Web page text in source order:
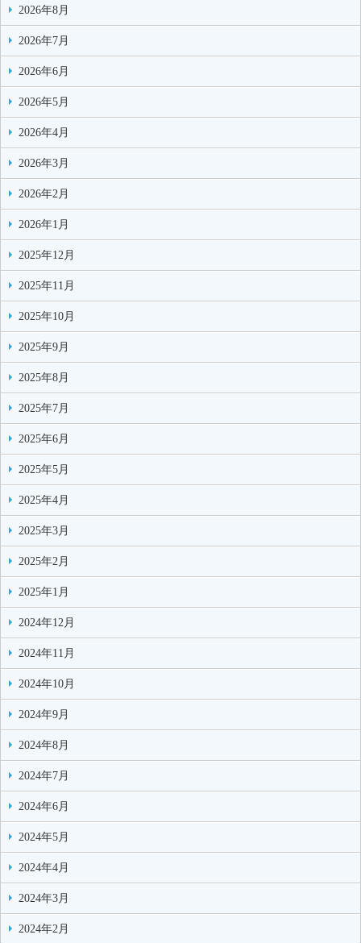
2026年8月
2026年7月
2026年6月
2026年5月
2026年4月
2026年3月
2026年2月
2026年1月
2025年12月
2025年11月
2025年10月
2025年9月
2025年8月
2025年7月
2025年6月
2025年5月
2025年4月
2025年3月
2025年2月
2025年1月
2024年12月
2024年11月
2024年10月
2024年9月
2024年8月
2024年7月
2024年6月
2024年5月
2024年4月
2024年3月
2024年2月